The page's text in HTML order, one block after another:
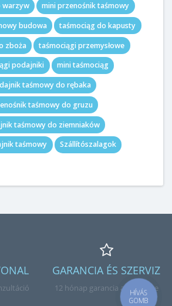
warzyw
mini przenośnik taśmowy
budowa
taśmociąg do kapusty
zboża
taśmociągi przemysłowe
podajniki
mini taśmociąg
taśmowy do rębaka
taśmowy do gruzu
taśmowy do ziemniaków
taśmowy
Szállítószalagok
GARANCIA ÉS SZERVIZ
12 hónap garancia a termékre
HÍVÁS
GOMB